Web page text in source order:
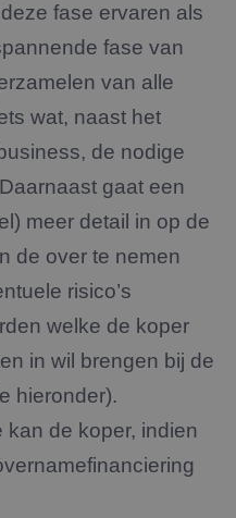
fase ervaren als
fase van
van alle
wat, naast het
de nodige
gaat een
meer detail in op de
de over te nemen
risico’s
welke de koper
in wil brengen bij de
hieronder).
de koper, indien